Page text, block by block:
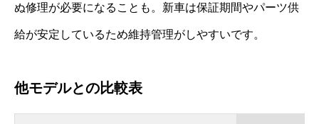
ぬ修理が必要になることも。新車は保証期間やパーツ供
給が安定しているため維持管理がしやすいです。
他モデルとの比較表